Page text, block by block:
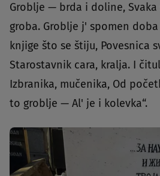
Groblje — brda i doline, Svaka
groba. Groblje j' spomen
knjige što se štiju, Povesnica
Starostavnik cara, kralja. I
Izbranika, mučenika, Od
to groblje — Al' je i kolevka“.